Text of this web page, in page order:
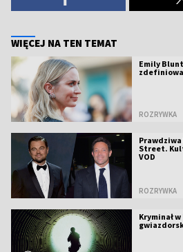
WIĘCEJ NA TEN TEMAT
Emily
ROZRYWKA
Street.
VOD
ROZRYWKA
Kryminał